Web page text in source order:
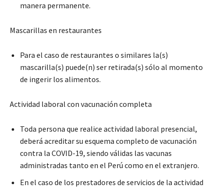
manera permanente.
Mascarillas en restaurantes
Para el caso de restaurantes o similares la(s)
mascarilla(s) puede(n) ser retirada(s) sólo al momento
de ingerir los alimentos.
Actividad laboral con vacunación completa
Toda persona que realice actividad laboral presencial,
deberá acreditar su esquema completo de vacunación
contra la COVID-19, siendo válidas las vacunas
administradas tanto en el Perú como en el extranjero.
En el caso de los prestadores de servicios de la actividad